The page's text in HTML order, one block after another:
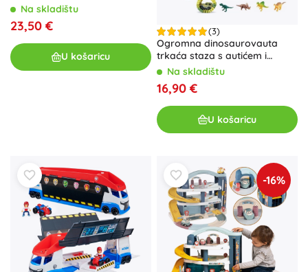
Na skladištu
23,50 €
U košaricu
(3)
Ogromna dinosaurovauta
trkaća staza s autićem i
figuricama
Na skladištu
16,90 €
U košaricu
-16%